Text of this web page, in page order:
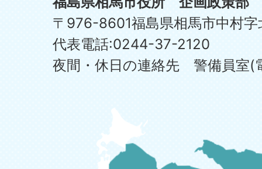
〒976-8601福島県相馬市中村
代表電話:0244-37-2120
夜間・休日の連絡先 警備員室